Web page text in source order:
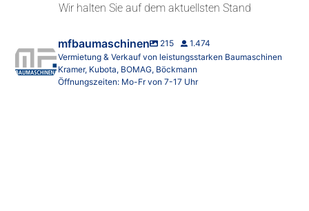
Wir halten Sie auf dem aktuellsten Stand
mfbaumaschinen 215
1.474
Vermietung & Verkauf von leistungsstarken Baumaschinen
Kramer, Kubota, BOMAG, Böckmann
Öffnungszeiten: Mo-Fr von 7-17 Uhr